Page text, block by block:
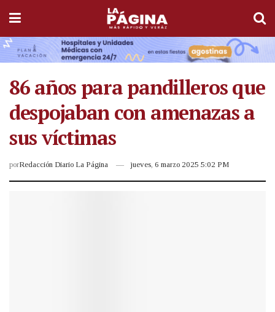
86 años para pandilleros que
despojaban con amenazas a
sus víctimas
porRedacción Diario La Página jueves, 6 marzo 2025 5:02 PM